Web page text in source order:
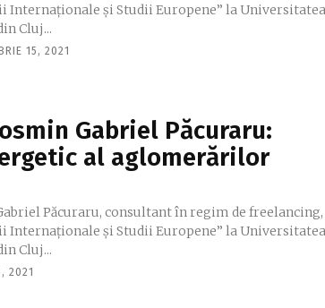
Internaționale și Studii Europene” la Universitatea
Cluj...
15, 2021
Gabriel Păcuraru:
al aglomerărilor
Păcuraru, consultant în regim de freelancing,
Internaționale și Studii Europene” la Universitatea
Cluj...
2021